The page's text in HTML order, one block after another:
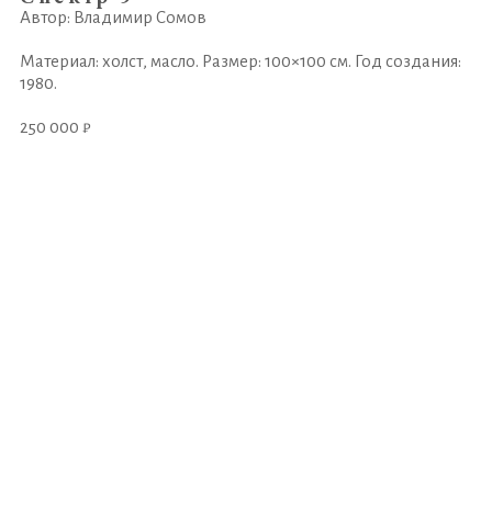
Автор: Владимир Сомов
Материал: холст, масло. Размер: 100×100 см. Год создания:
1980.
250 000 ₽